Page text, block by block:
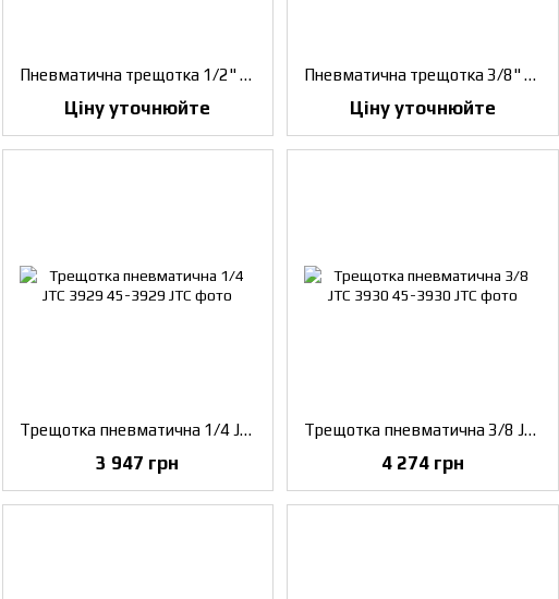
Пневматична трещотка 1/2" 108 Нм, 280 об/хв KING TONY (37423-080)
Ціну уточнюйте
Пневматична трещотка 3/8" 68 Нм, 270об/хв, 6+/-0,2 атм KING TONY (37321-050)
Ціну уточнюйте
Трещотка пневматична 1/4 JTC 3929
3 947 грн
Трещотка пневматична 3/8 JTC 3930
4 274 грн